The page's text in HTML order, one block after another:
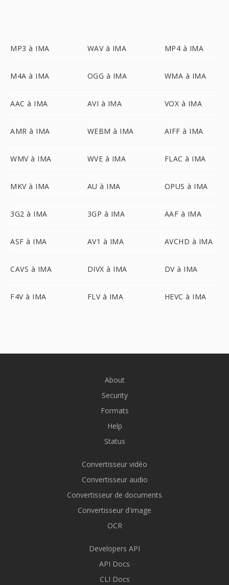
MP3 à IMA WAV à IMA MP4 à IMA
M4A à IMA OGG à IMA WMA à IMA
AAC à IMA AVI à IMA VOX à IMA
AMR à IMA WEBM à IMA AIFF à IMA
WMV à IMA WVE à IMA FLAC à IMA
MKV à IMA AU à IMA OPUS à IMA
3G2 à IMA 3GP à IMA AAF à IMA
ASF à IMA AV1 à IMA AVCHD à IMA
CAVS à IMA DIVX à IMA DV à IMA
F4V à IMA FLV à IMA HEVC à IMA
About
Security
Formats
Help
Status
Convertisseur vidéo
Convertisseur audio
Convertisseur de documents
Convertisseur d'image
OCR
Developers API
API Docs
CLI Docs